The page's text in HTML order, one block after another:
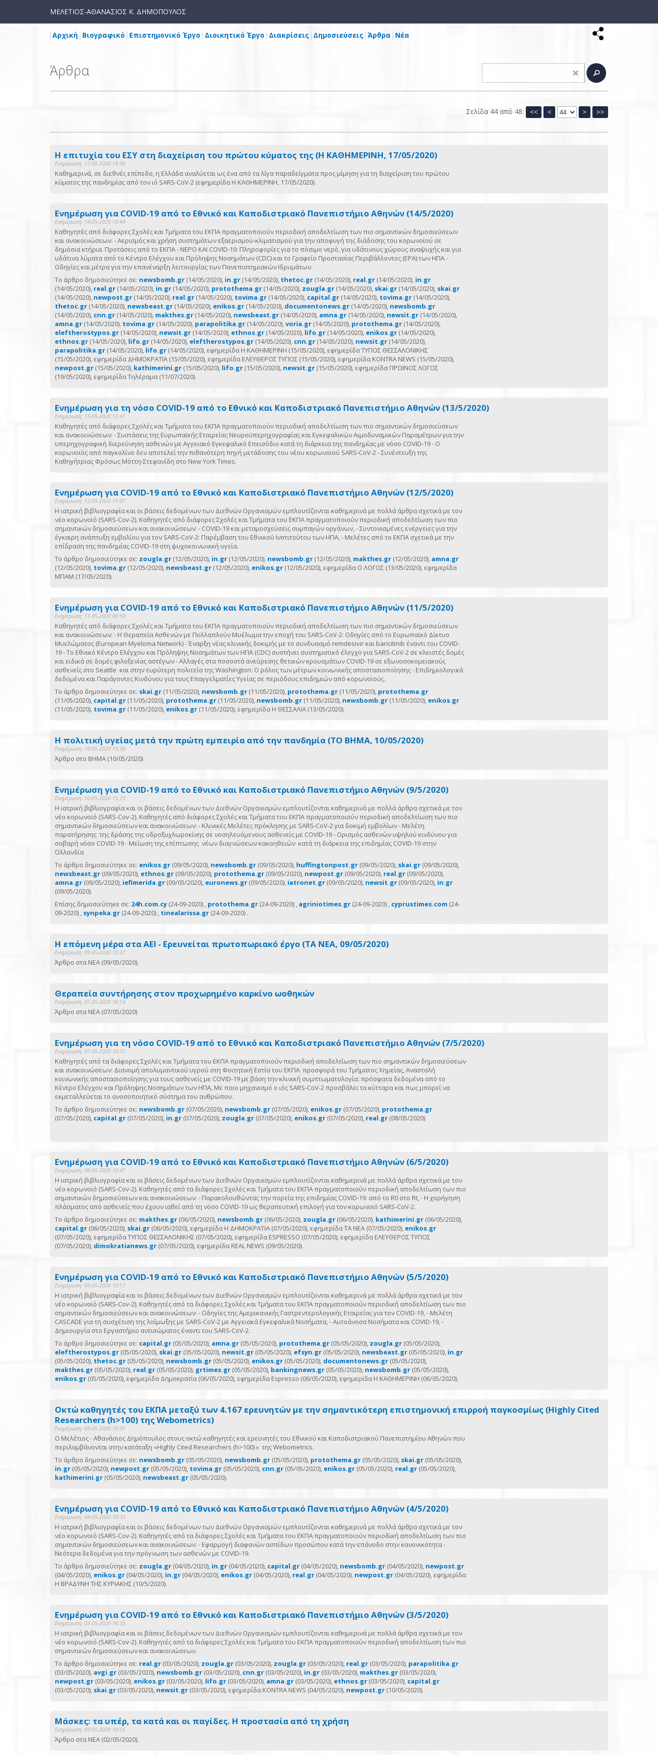
ΜΕΛΕΤΙΟΣ-ΑΘΑΝΑΣΙΟΣ Κ. ΔΗΜΟΠΟΥΛΟΣ
Αρχική Βιογραφικό Επιστημονικό Έργο Διοικητικό Έργο Διακρίσεις Δημοσιεύσεις Άρθρα Νέα
Άρθρα
Σελίδα 44 από 48: << < > >>
Η επιτυχία του ΕΣΥ στη διαχείριση του πρώτου κύματος της (Η ΚΑΘΗΜΕΡΙΝΗ, 17/05/2020)
Ενημέρωση: 17-05-2020 19:36
Καθημερινά, σε διεθνές επίπεδο, η Ελλάδα αναλύεται ως ένα από τα λίγα παραδείγματα προς μίμηση για τη διαχείριση του πρώτου
κύματος της πανδημίας από τον ιό SARS-CoV-2 (εφημερίδα Η ΚΑΘΗΜΕΡΙΝΗ, 17/05/2020).
Ενημέρωση για COVID-19 από το Εθνικό και Καποδιστριακό Πανεπιστήμιο Αθηνών (14/5/2020)
Ενημέρωση: 14-05-2020 10:44
Καθηγητές από διάφορες Σχολές και Τμήματα του ΕΚΠΑ πραγματοποιούν περιοδική αποδελτίωση των πιο σημαντικών δημοσιεύσεων
και ανακοινώσεων: - Αερισμός και χρήση συστημάτων εξαερισμού-κλιματισμού για την αποφυγή της διάδοσης του κορωνοϊού σε
δημόσια κτήρια. Προτάσεις από το ΕΚΠΑ - ΝΕΡΟ ΚΑΙ COVID-19: Πληροφορίες για το πόσιμο νερό, για υδάτινους χώρους αναψυχής και για
υδάτινα λύματα από το Κέντρο Ελέγχου και Πρόληψης Νοσημάτων (CDC) και το Γραφείο Προστασίας Περιβάλλοντος (EPA) των ΗΠΑ -
Οδηγίες και μέτρα για την επανέναρξη λειτουργίας των Πανεπιστημιακών Ιδρυμάτων.
Το άρθρο δημοσιεύτηκε σε: newsbomb.gr (14/05/2020), in.gr (14/05/2020), thetoc.gr (14/05/2020), real.gr (14/05/2020), in.gr
(14/05/2020), real.gr (14/05/2020), in.gr (14/05/2020), protothema.gr (14/05/2020), zougla.gr (14/05/2020), skai.gr (14/05/2020), skai.gr
(14/05/2020), newpost.gr (14/05/2020), real.gr (14/05/2020), tovima.gr (14/05/2020), capital.gr (14/05/2020), tovima.gr (14/05/2020),
thetoc.gr (14/05/2020), newsbeast.gr (14/05/2020), enikos.gr (14/05/2020), documentonews.gr (14/05/2020), newsbomb.gr
(14/05/2020), cnn.gr (14/05/2020), makthes.gr (14/05/2020), newsbeast.gr (14/05/2020), amna.gr (14/05/2020), newsit.gr (14/05/2020),
amna.gr (14/05/2020), tovima.gr (14/05/2020), parapolitika.gr (14/05/2020),voria.gr (14/05/2020), protothema.gr (14/05/2020),
eleftherostypos.gr (14/05/2020), newsit.gr (14/05/2020), ethnos.gr (14/05/2020), lifo.gr (14/05/2020), enikos.gr (14/05/2020),
ethnos.gr (14/05/2020), lifo.gr (14/05/2020), eleftherostypos.gr (14/05/2020), cnn.gr (14/05/2020), newsit.gr (14/05/2020),
parapolitika.gr (14/05/2020), lifo.gr (14/05/2020), εφημερίδα Η ΚΑΘΗΜΕΡΙΝΗ (15/05/2020), εφημερίδα ΤΥΠΟΣ ΘΕΣΣΑΛΟΝΙΚΗΣ
(15/05/2020), εφημερίδα ΔΗΜΟΚΡΑΤΙΑ (15/05/2020), εφημερίδα ΕΛΕΥΘΕΡΟΣ ΤΥΠΟΣ (15/05/2020), εφημερίδα KONTRA NEWS (15/05/2020),
newpost.gr (15/05/2020), kathimerini.gr (15/05/2020), lifo.gr (15/05/2020), newsit.gr (15/05/2020), εφημερίδα ΠΡΩΙΝΟΣ ΛΟΓΟΣ
(19/05/2020), εφημερίδα Τηλέραμα (11/07/2020).
Ενημέρωση για τη νόσο COVID-19 από το Εθνικό και Καποδιστριακό Πανεπιστήμιο Αθηνών (13/5/2020)
Ενημέρωση: 13-05-2020 13:41
Καθηγητές από διάφορες Σχολές και Τμήματα του ΕΚΠΑ πραγματοποιούν περιοδική αποδελτίωση των πιο σημαντικών δημοσιεύσεων
και ανακοινώσεων: - Συστάσεις της Ευρωπαϊκής Εταιρείας Νευροϋπερηχογραφίας και Εγκεφαλικών Αιμοδυναμικών Παραμέτρων για την
υπερηχογραφική διερεύνηση ασθενών με Αγγειακό Εγκεφαλικό Επεισόδιο κατά τη διάρκεια της πανδημίας με νόσο COVID-19 - Ο
κορωνοϊός από παγκολίνο δεν αποτελεί την πιθανότερη πηγή μετάδοσης του νέου κορωνοϊού SARS-CoV-2 - Συνέντευξη της
Καθηγήτριας Φρόσως Μόττη-Στεφανίδη στο New York Times.
Ενημέρωση για COVID-19 από το Εθνικό και Καποδιστριακό Πανεπιστήμιο Αθηνών (12/5/2020)
Ενημέρωση: 12-05-2020 11:07
Η ιατρική βιβλιογραφία και οι βάσεις δεδομένων των Διεθνών Οργανισμών εμπλουτίζονται καθημερινά με πολλά άρθρα σχετικά με τον
νέο κορωνοϊό (SARS-Cov-2). Καθηγητές από διάφορες Σχολές και Τμήματα του ΕΚΠΑ πραγματοποιούν περιοδική αποδελτίωση των πιο
σημαντικών δημοσιεύσεων και ανακοινώσεων: - COVID-19 και μεταμοσχεύσεις συμπαγών οργάνων, - Συντονισμένες ενέργειες για την
έγκαιρη ανάπτυξη εμβολίου για τον SARS-CoV-2: Παρέμβαση του Εθνικού Ινστιτούτου των ΗΠΑ, - Μελέτες από το ΕΚΠΑ σχετικά με την
επίδραση της πανδημίας COVID-19 στη ψυχοκοινωνική υγεία.
Το άρθρο δημοσιεύτηκε σε: zougla.gr (12/05/2020), in.gr (12/05/2020), newsbomb.gr (12/05/2020), makthes.gr (12/05/2020), amna.gr
(12/05/2020), tovima.gr (12/05/2020), newsbeast.gr (12/05/2020), enikos.gr (12/05/2020), εφημερίδα Ο ΛΟΓΟΣ (13/05/2020), εφημερίδα
ΜΠΑΜ (17/05/2020).
Ενημέρωση για COVID-19 από το Εθνικό και Καποδιστριακό Πανεπιστήμιο Αθηνών (11/5/2020)
Ενημέρωση: 11-05-2020 09:59
Καθηγητές από διάφορες Σχολές και Τμήματα του ΕΚΠΑ πραγματοποιούν περιοδική αποδελτίωση των πιο σημαντικών δημοσιεύσεων
και ανακοινώσεων: - Η Θεραπεία Ασθενών με Πολλαπλούν Μυέλωμα την εποχή του SARS-CoV-2: Οδηγίες από το Ευρωπαϊκό Δίκτυο
Μυελώματος (European Myeloma Network) - Έναρξη νέας κλινικής δοκιμής με το συνδυασμό remdesivir και baricitinib έναντι του COVID-
19 - Το Εθνικό Κέντρο Ελέγχου και Πρόληψης Νοσημάτων των ΗΠΑ (CDC) συστήνει συστηματικό έλεγχο για SARS-CoV-2 σε κλειστές δομές
και ειδικά σε δομές φιλοξενίας αστέγων - Αλλαγές στα ποσοστά ανεύρεσης θετικών κρουσμάτων COVID-19 σε εξωνοσοκομειακούς
ασθενείς στο Seattle και στην ευρύτερη πολιτεία της Washington: Ο ρόλος των μέτρων κοινωνικής αποστασιοποίησης - Επιδημιολογικά
δεδομένα και Παράγοντες Κινδύνου για τους Επαγγελματίες Υγείας σε περιόδους επιδημιών από κορωνοϊούς.
Το άρθρο δημοσιεύτηκε σε: skai.gr (11/05/2020), newsbomb.gr (11/05/2020), protothema.gr (11/05/2020), protothema.gr
(11/05/2020), capital.gr (11/05/2020), protothema.gr (11/05/2020), newsbomb.gr (11/05/2020), newsbomb.gr (11/05/2020), enikos.gr
(11/05/2020), tovima.gr (11/05/2020), enikos.gr (11/05/2020), εφημερίδα Η ΘΕΣΣΑΛΙΑ (13/05/2020).
Η πολιτική υγείας μετά την πρώτη εμπειρία από την πανδημία (ΤΟ ΒΗΜΑ, 10/05/2020)
Ενημέρωση: 10-05-2020 15:36
Άρθρο στο ΒΗΜΑ (10/05/2020)
Ενημέρωση για COVID-19 από το Εθνικό και Καποδιστριακό Πανεπιστήμιο Αθηνών (9/5/2020)
Ενημέρωση: 10-05-2020 15:13
Η ιατρική βιβλιογραφία και οι βάσεις δεδομένων των Διεθνών Οργανισμών εμπλουτίζονται καθημερινά με πολλά άρθρα σχετικά με τον
νέο κορωνοϊό (SARS-Cov-2). Καθηγητές από διάφορες Σχολές και Τμήματα του ΕΚΠΑ πραγματοποιούν περιοδική αποδελτίωση των πιο
σημαντικών δημοσιεύσεων και ανακοινώσεων: - Κλινικές Μελέτες πρόκλησης με SARS-CoV-2 για δοκιμή εμβολίων - Μελέτη
παρατήρησης της δράσης της υδροξυχλωροκίνης σε νοσηλευόμενους ασθενείς με COVID-19 - Ορισμός ασθενών υψηλού κινδύνου για
σοβαρή νόσο COVID-19 - Μείωση της επίπτωσης νέων διαγνώσεων κακοηθειών κατά τη διάρκεια της επιδημίας COVID-19 στην
Ολλανδία
Το άρθρο δημοσιεύτηκε σε: enikos.gr (09/05/2020), newsbomb.gr (09/05/2020), huffingtonpost.gr (09/05/2020), skai.gr (09/05/2020),
newsbeast.gr (09/05/2020), ethnos.gr (09/05/2020), protothema.gr (09/05/2020), newpost.gr (09/05/2020), real.gr (09/05/2020),
amna.gr (09/05/2020), iefimerida.gr (09/05/2020), euronews.gr (09/05/2020), iatronet.gr (09/05/2020), newsit.gr (09/05/2020), in.gr
(09/05/2020).
Επίσης δημοσιεύτηκε σε: 24h.com.cy (24-09-2020) , protothema.gr (24-09-2020) , agriniotimes.gr (24-09-2020) , cyprustimes.com (24-
09-2020) , synpeka.gr (24-09-2020) , tinealarissa.gr (24-09-2020) .
Η επόμενη μέρα στα ΑΕΙ - Ερευνείται πρωτοπωριακό έργο (ΤΑ ΝΕΑ, 09/05/2020)
Ενημέρωση: 09-05-2020 15:27
Άρθρο στα ΝΕΑ (09/05/2020).
Θεραπεία συντήρησης στον προχωρημένο καρκίνο ωοθηκών
Ενημέρωση: 07-05-2020 16:14
Άρθρο στα ΝΕΑ (07/05/2020)
Ενημέρωση για τη νόσο COVID-19 από το Εθνικό και Καποδιστριακό Πανεπιστήμιο Αθηνών (7/5/2020)
Ενημέρωση: 07-05-2020 10:31
Καθηγητές από τα διάφορες Σχολές και Τμήματα του ΕΚΠΑ πραγματοποιούν περιοδική αποδελτίωση των πιο σημαντικών δημοσιεύσεων
και ανακοινώσεων: Διανομή απολυμαντικού υγρού στη Φοιτητική Εστία του ΕΚΠΑ: προσφορά του Τμήματος Χημείας, Αναστολή
κοινωνικής αποστασιοποίησης για τους ασθενείς με COVID-19 με βάση την κλινική συμπτωματολογία: πρόσφατα δεδομένα από το
Κέντρο Ελέγχου και Πρόληψης Νοσημάτων των ΗΠΑ, Με ποιο μηχανισμό ο ιός SARS-CoV-2 προσβάλει τα κύτταρα και πως μπορεί να
εκμεταλλεύεται το ανοσοποιητικό σύστημα του ανθρώπου.
Το άρθρο δημοσιεύτηκε σε: newsbomb.gr (07/05/2020), newsbomb.gr (07/05/2020), enikos.gr (07/05/2020), protothema.gr
(07/05/2020), capital.gr (07/05/2020), in.gr (07/05/2020), zougla.gr (07/05/2020), enikos.gr (07/05/2020), real.gr (08/05/2020).
Ενημέρωση για COVID-19 από το Εθνικό και Καποδιστριακό Πανεπιστήμιο Αθηνών (6/5/2020)
Ενημέρωση: 06-05-2020 10:47
Η ιατρική βιβλιογραφία και οι βάσεις δεδομένων των Διεθνών Οργανισμών εμπλουτίζονται καθημερινά με πολλά άρθρα σχετικά με τον
νέο κορωνοϊό (SARS-Cov-2). Καθηγητές από τα διάφορες Σχολές και Τμήματα του ΕΚΠΑ πραγματοποιούν περιοδική αποδελτίωση των πιο
σημαντικών δημοσιεύσεων και ανακοινώσεων: - Παρακολουθώντας την πορεία της επιδημίας COVID-19: από το R0 στο Rt, - Η χορήγηση
πλάσματος από ασθενείς που έχουν ιαθεί από τη νόσο COVID-19 ως θεραπευτική επιλογή για τον κορωνοϊό SARS-CoV-2.
Το άρθρο δημοσιεύτηκε σε: makthes.gr (06/05/2020), newsbomb.gr (06/05/2020), zougla.gr (06/05/2020), kathimerini.gr (06/05/2020),
capital.gr (06/05/2020), skai.gr (06/05/2020), εφημερίδα Η ΔΗΜΟΚΡΑΤΙΑ (07/05/2020), εφημερίδα ΤΑ ΝΕΑ (07/05/2020), enikos.gr
(07/05/2020), εφημερίδα ΤΥΠΟΣ ΘΕΣΣΑΛΟΝΙΚΗΣ (07/05/2020), εφημερίδα ESPRESSO (07/05/2020), εφημερίδα ΕΛΕΥΘΕΡΟΣ ΤΥΠΟΣ
(07/05/2020), dimokratianews.gr (07/05/2020), εφημερίδα REAL NEWS (09/05/2020).
Ενημέρωση για COVID-19 από το Εθνικό και Καποδιστριακό Πανεπιστήμιο Αθηνών (5/5/2020)
Ενημέρωση: 05-05-2020 10:17
Η ιατρική βιβλιογραφία και οι βάσεις δεδομένων των Διεθνών Οργανισμών εμπλουτίζονται καθημερινά με πολλά άρθρα σχετικά με τον
νέο κορωνοϊό (SARS-Cov-2). Καθηγητές από τα διάφορες Σχολές και Τμήματα του ΕΚΠΑ πραγματοποιούν περιοδική αποδελτίωση των πιο
σημαντικών δημοσιεύσεων και ανακοινώσεων: - Οδηγίες της Αμερικανικής Γαστρεντερολογικής Εταιρείας για τον COVID-19, - Μελέτη
CASCADE για τη συσχέτιση της λοίμωξης με SARS-CoV-2 με Αγγειακά Εγκεφαλικά Νοσήματα, - Αυτοάνοσα Νοσήματα και COVID-19, -
Δημιουργία στο Εργαστήριο αντισώματος έναντι του SARS-CoV-2.
Το άρθρο δημοσιεύτηκε σε: capital.gr (05/05/2020), amna.gr (05/05/2020), protothema.gr (05/05/2020), zougla.gr (05/05/2020),
eleftherostypos.gr (05/05/2020), skai.gr (05/05/2020), newsit.gr (05/05/2020), efsyn.gr (05/05/2020), newsbeast.gr (05/05/2020), in.gr
(05/05/2020), thetoc.gr (05/05/2020), newsbomb.gr (05/05/2020), enikos.gr (05/05/2020), documentonews.gr (05/05/2020),
makthes.gr (05/05/2020), real.gr (05/05/2020), grtimes.gr (05/05/2020), bankingnews.gr (05/05/2020), newsbomb.gr (05/05/2020),
enikos.gr (05/05/2020), εφημερίδα Δημοκρατία (06/05/2020), εφημερίδα Espresso (06/05/2020), εφημερίδα Η ΚΑΘΗΜΕΡΙΝΗ (06/05/2020).
Οκτώ καθηγητές του ΕΚΠΑ μεταξύ των 4.167 ερευνητών με την σημαντικότερη επιστημονική επιρροή παγκοσμίως (Highly Cited
Researchers (h>100) της Webometrics)
Ενημέρωση: 05-05-2020 10:07
Ο Μελέτιος - Αθανάσιος Δημόπουλος στους οκτώ καθηγητές και ερευνητές του Εθνικού και Καποδιστριακού Πανεπιστημίου Αθηνών που
περιλαμβάνονται στην κατάταξη «Highly Cited Researchers (h>100) » της Webometrics.
Το άρθρο δημοσιεύτηκε σε: newsbomb.gr (05/05/2020), newsbomb.gr (05/05/2020), protothema.gr (05/05/2020), skai.gr (05/05/2020),
in.gr (05/05/2020), newpost.gr (05/05/2020), tovima.gr (05/05/2020), cnn.gr (05/05/2020), enikos.gr (05/05/2020), real.gr (05/05/2020),
kathimerini.gr (05/05/2020), newsbeast.gr (05/05/2020).
Ενημέρωση για COVID-19 από το Εθνικό και Καποδιστριακό Πανεπιστήμιο Αθηνών (4/5/2020)
Ενημέρωση: 04-05-2020 10:33
Η ιατρική βιβλιογραφία και οι βάσεις δεδομένων των Διεθνών Οργανισμών εμπλουτίζονται καθημερινά με πολλά άρθρα σχετικά με τον
νέο κορωνοϊό (SARS-Cov-2). Καθηγητές από τα διάφορες Σχολές και Τμήματα του ΕΚΠΑ πραγματοποιούν περιοδική αποδελτίωση των πιο
σημαντικών δημοσιεύσεων και ανακοινώσεων: - Εφαρμογή διαφανών ασπίδων προσώπου κατά την επάνοδο στην κανονικότητα -
Νεότερα δεδομένα για την πρόγνωση των ασθενών με COVID-19.
Το άρθρο δημοσιεύτηκε σε: zougla.gr (04/05/2020), in.gr (04/05/2020), capital.gr (04/05/2020), newsbomb.gr (04/05/2020), newpost.gr
(04/05/2020), enikos.gr (04/05/2020), in.gr (04/05/2020), enikos.gr (04/05/2020), real.gr (04/05/2020), newpost.gr (04/05/2020), εφημερίδα
Η ΒΡΑΔΥΝΗ ΤΗΣ ΚΥΡΙΑΚΗΣ (10/5/2020).
Ενημέρωση για COVID-19 από το Εθνικό και Καποδιστριακό Πανεπιστήμιο Αθηνών (3/5/2020)
Ενημέρωση: 03-05-2020 16:38
Η ιατρική βιβλιογραφία και οι βάσεις δεδομένων των Διεθνών Οργανισμών εμπλουτίζονται καθημερινά με πολλά άρθρα σχετικά με τον
νέο κορωνοϊό (SARS-Cov-2). Καθηγητές από τα διάφορες Σχολές και Τμήματα του ΕΚΠΑ πραγματοποιούν περιοδική αποδελτίωση των πιο
σημαντικών δημοσιεύσεων και ανακοινώσεων.
Το άρθρο δημοσιεύτηκε σε: real.gr (03/05/2020), zougla.gr (03/05/2020), zougla.gr (03/05/2020), real.gr (03/05/2020), parapolitika.gr
(03/05/2020), avgi.gr (03/05/2020), newsbomb.gr (03/05/2020), cnn.gr (03/05/2020), in.gr (03/05/2020), makthes.gr (03/05/2020),
newpost.gr (03/05/2020), enikos.gr (03/05/2020), lifo.gr (03/05/2020), amna.gr (03/05/2020), ethnos.gr (03/05/2020), capital.gr
(03/05/2020), skai.gr (03/05/2020), newsit.gr (03/05/2020), εφημερίδα KONTRA NEWS (04/05/2020), newpost.gr (10/05/2020).
Μάσκες: τα υπέρ, τα κατά και οι παγίδες. Η προστασία από τη χρήση
Ενημέρωση: 03-05-2020 10:55
Άρθρο στα ΝΕΑ (02/05/2020).